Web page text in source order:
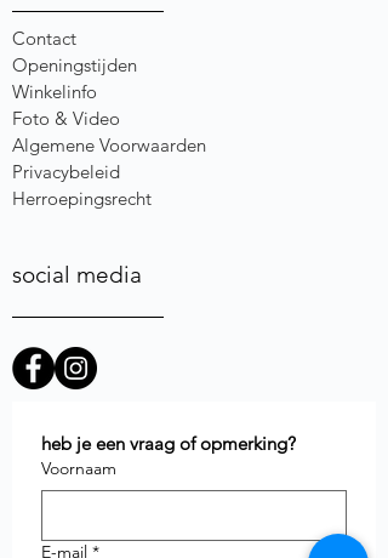
Contact
Openingstijden
Winkelinfo
Foto & Video
Algemene Voorwaarden
Privacybeleid
Herroepingsrecht
social media
heb je een vraag of opmerking?
Voornaam
E-mail *